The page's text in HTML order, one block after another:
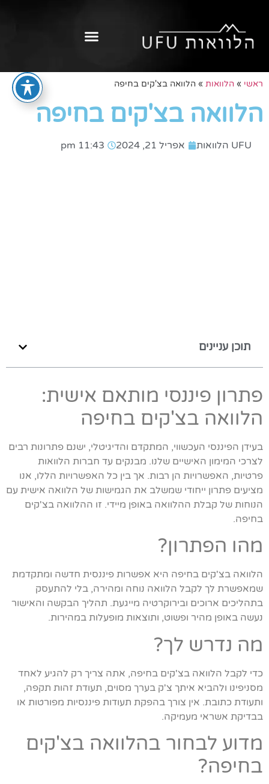
ראשי » הלוואות » הלוואה בצ'קים בחיפה
הלוואה בצ'קים בחיפה
UFU הלוואות אפריל 21, 2024 11:43 pm
תוכן עניינים
פתרון פיננסי מותאם אישית:
הלוואה בצ'קים בחיפה
בעידן הפיננסי העכשווי, המתקדם והדיגיטלי, ישנם פתרונות רבים
לצרכי המימון האישיים שלנו. מבנקים עד חברות הלוואות
פרטיות, האפשרויות הן רבות. אך בין כל האפשרויות הללו, אנו
מציעים פתרון ייחודי שמשלב את הגמישות של הלוואה אישית עם
הנוחות של קבלת ההלוואה באופן מיידי. זו ההלוואה בצ'קים
בחיפה.
מהו הפתרון?
הלוואה בצ'קים בחיפה היא אפשרות פיננסית חדשה ומתקדמת
שמאפשרת לך לקבל הלוואה נוחה ומהירה, בלי להתעסק
בתהליכים ארוכים ובירוקרטיה מייגעת. תהליך הבקשה והאישור
נעשה באופן מהיר ופשוט, ותוצאות מופעלות במהירות.
מה נדרש לך?
כדי לקבל הלוואה בצ'קים בחיפה, אתה צריך רק להגיע לאחד
מסניפינו ולהביא איתך צ'ק בערך מסוים, תעודת זהות תקפה,
ותעודת כתובת. אין צורך בהפקת תעודות פיננסיות מפורטות או
בבדיקת אשראי מעמיקה.
מדוע לבחור בהלוואה בצ'קים
בחיפה?